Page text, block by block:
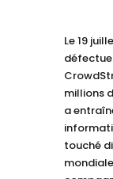
Le 19
millions
a
touché